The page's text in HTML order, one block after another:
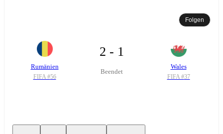
Folgen
Rumänien
FIFA #56
2 - 1
Beendet
Wales
FIFA #37